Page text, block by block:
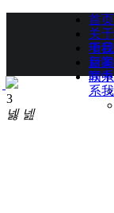
首页
关
于
项
目
新
闻
联
系
3
넳 넲